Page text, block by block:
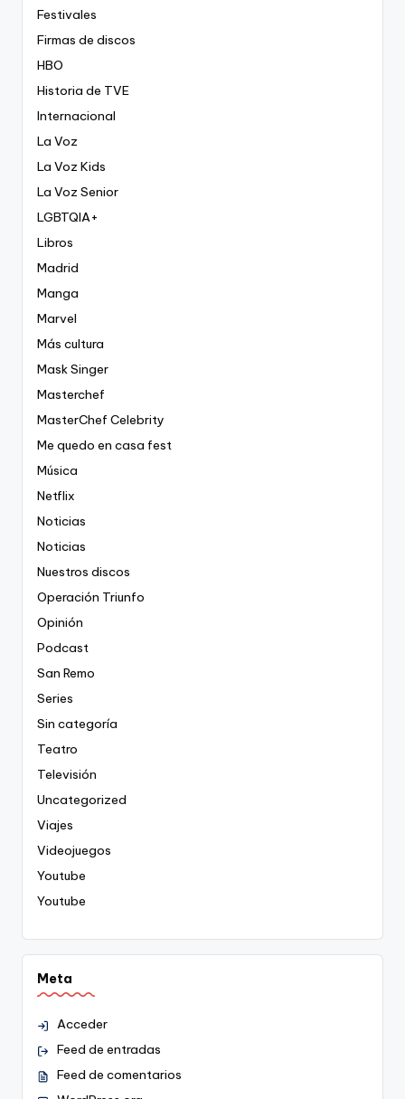
Festivales
Firmas de discos
HBO
Historia de TVE
Internacional
La Voz
La Voz Kids
La Voz Senior
LGBTQIA+
Libros
Madrid
Manga
Marvel
Más cultura
Mask Singer
Masterchef
MasterChef Celebrity
Me quedo en casa fest
Música
Netflix
Noticias
Noticias
Nuestros discos
Operación Triunfo
Opinión
Podcast
San Remo
Series
Sin categoría
Teatro
Televisión
Uncategorized
Viajes
Videojuegos
Youtube
Youtube
Meta
Acceder
Feed de entradas
Feed de comentarios